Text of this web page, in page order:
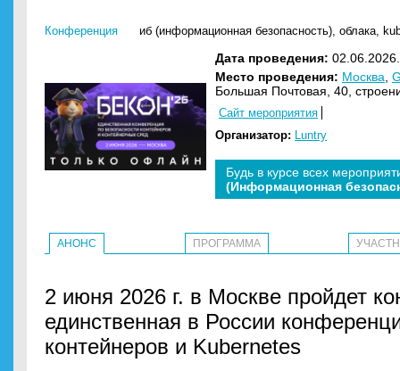
Конференция иб (информационная безопасность), облака,
Дата проведения:
Место проведения: Москва
Большая Почтовая, 40,
Сайт мероприятия
Организатор: Luntry
Будь в курсе всех
(Информационная
АНОНС ПРОГРАММА
2 июня 2026 г. в Москве пройдет
единственная в России
контейнеров и Kubernetes